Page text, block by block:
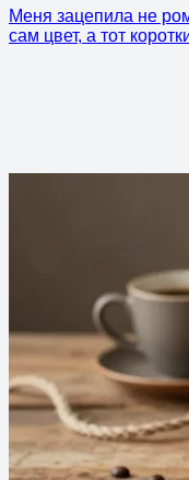
Меня зацепила не
сам цвет, а тот